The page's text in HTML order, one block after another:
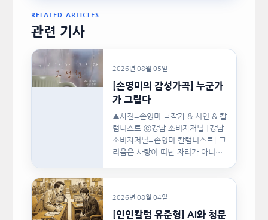
RELATED ARTICLES
관련 기사
2026년 08월 05일
[손영미의 감성가곡] 누군가
가 그립다
▲사진=손영미 극작가 & 시인 & 칼
럼니스트 ⓒ강남 소비자저널 [강남
소비자저널=손영미 칼럼니스트] 그
리움은 사랑이 떠난 자리가 아니라,
2026년 08월 04일
[인인칼럼 유준형] AI와 청문